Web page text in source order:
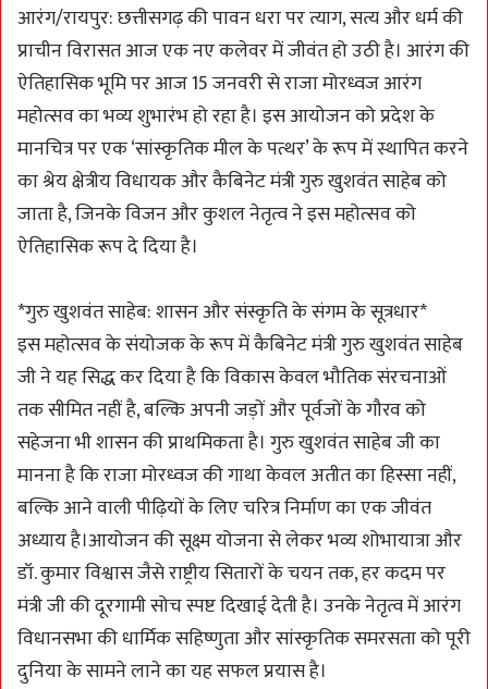
आरंग/रायपुर: छत्तीसगढ़ की पावन धरा पर त्याग, सत्य और धर्म की
प्राचीन विरासत आज एक नए कलेवर में जीवंत हो उठी है। आरंग की
ऐतिहासिक भूमि पर आज 15 जनवरी से राजा मोरध्वज आरंग
महोत्सव का भव्य शुभारंभ हो रहा है। इस आयोजन को प्रदेश के
मानचित्र पर एक ‘सांस्कृतिक मील के पत्थर’ के रूप में स्थापित करने
का श्रेय क्षेत्रीय विधायक और कैबिनेट मंत्री गुरु खुशवंत साहेब को
जाता है, जिनके विजन और कुशल नेतृत्व ने इस महोत्सव को
ऐतिहासिक रूप दे दिया है।
*गुरु खुशवंत साहेब: शासन और संस्कृति के संगम के सूत्रधार*
इस महोत्सव के संयोजक के रूप में कैबिनेट मंत्री गुरु खुशवंत साहेब
जी ने यह सिद्ध कर दिया है कि विकास केवल भौतिक संरचनाओं
तक सीमित नहीं है, बल्कि अपनी जड़ों और पूर्वजों के गौरव को
सहेजना भी शासन की प्राथमिकता है। गुरु खुशवंत साहेब जी का
मानना है कि राजा मोरध्वज की गाथा केवल अतीत का हिस्सा नहीं,
बल्कि आने वाली पीढ़ियों के लिए चरित्र निर्माण का एक जीवंत
अध्याय है।आयोजन की सूक्ष्म योजना से लेकर भव्य शोभायात्रा और
डॉ. कुमार विश्वास जैसे राष्ट्रीय सितारों के चयन तक, हर कदम पर
मंत्री जी की दूरगामी सोच स्पष्ट दिखाई देती है। उनके नेतृत्व में आरंग
विधानसभा की धार्मिक सहिष्णुता और सांस्कृतिक समरसता को पूरी
दुनिया के सामने लाने का यह सफल प्रयास है।